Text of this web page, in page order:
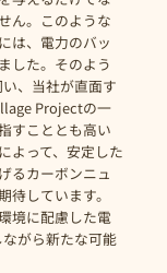
ん。このような
は、電力のバッ
した。そのよう
、当社が直面す
Projectの一
すこととも高い
よって、安定した
るカーボンニュ
しています。
境に配慮した電
がら新たな可能